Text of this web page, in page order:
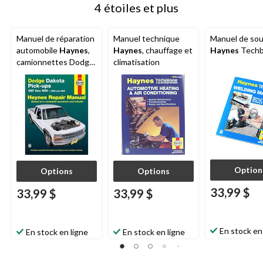
4 étoiles et plus
Manuel de réparation
automobile Haynes,
camionnettes Dodge
Dakota 1987 à 1996,
30020
Options
33,99 $
En stock en ligne
Manuel technique
Haynes, chauffage et
climatisation
Options
33,99 $
En stock en ligne
Manuel de
Haynes
33,99 $
En stock